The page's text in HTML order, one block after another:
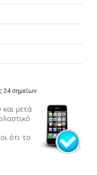
24 σημείων
μετά
ότι το